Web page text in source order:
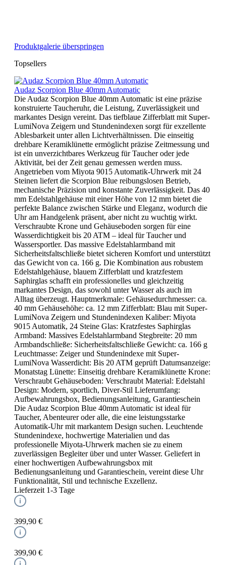
Produktgalerie überspringen
Topsellers
Audaz Scorpion Blue 40mm Automatic
Die Audaz Scorpion Blue 40mm Automatic ist eine präzise
konstruierte Taucheruhr, die Leistung, Zuverlässigkeit und
markantes Design vereint. Das tiefblaue Zifferblatt mit Super-
LumiNova Zeigern und Stundenindexen sorgt für exzellente
Ablesbarkeit unter allen Lichtverhältnissen. Die einseitig
drehbare Keramiklünette ermöglicht präzise Zeitmessung und
ist ein unverzichtbares Werkzeug für Taucher oder jede
Aktivität, bei der Zeit genau gemessen werden muss.
Angetrieben vom Miyota 9015 Automatik-Uhrwerk mit 24
Steinen liefert die Scorpion Blue reibungslosen Betrieb,
mechanische Präzision und konstante Zuverlässigkeit. Das 40
mm Edelstahlgehäuse mit einer Höhe von 12 mm bietet die
perfekte Balance zwischen Stärke und Eleganz, wodurch die
Uhr am Handgelenk präsent, aber nicht zu wuchtig wirkt.
Verschraubte Krone und Gehäuseboden sorgen für eine
Wasserdichtigkeit bis 20 ATM – ideal für Taucher und
Wassersportler. Das massive Edelstahlarmband mit
Sicherheitsfaltschließe bietet sicheren Komfort und unterstützt
das Gewicht von ca. 166 g. Die Kombination aus robustem
Edelstahlgehäuse, blauem Zifferblatt und kratzfestem
Saphirglas schafft ein professionelles und gleichzeitig
markantes Design, das sowohl unter Wasser als auch im
Alltag überzeugt. Hauptmerkmale: Gehäusedurchmesser: ca.
40 mm Gehäusehöhe: ca. 12 mm Zifferblatt: Blau mit Super-
LumiNova Zeigern und Stundenindexen Kaliber: Miyota
9015 Automatik, 24 Steine Glas: Kratzfestes Saphirglas
Armband: Massives Edelstahlarmband Stegbreite: 20 mm
Armbandschließe: Sicherheitsfaltschließe Gewicht: ca. 166 g
Leuchtmasse: Zeiger und Stundenindexe mit Super-
LumiNova Wasserdicht: Bis 20 ATM geprüft Datumsanzeige:
Monatstag Lünette: Einseitig drehbare Keramiklünette Krone:
Verschraubt Gehäuseboden: Verschraubt Material: Edelstahl
Design: Modern, sportlich, Diver-Stil Lieferumfang:
Aufbewahrungsbox, Bedienungsanleitung, Garantieschein
Die Audaz Scorpion Blue 40mm Automatic ist ideal für
Taucher, Abenteurer oder alle, die eine leistungsstarke
Automatik-Uhr mit markantem Design suchen. Leuchtende
Stundenindexe, hochwertige Materialien und das
professionelle Miyota-Uhrwerk machen sie zu einem
zuverlässigen Begleiter über und unter Wasser. Geliefert in
einer hochwertigen Aufbewahrungsbox mit
Bedienungsanleitung und Garantieschein, vereint diese Uhr
Funktionalität, Stil und technische Exzellenz.
Lieferzeit 1-3 Tage
399,90 €
399,90 €